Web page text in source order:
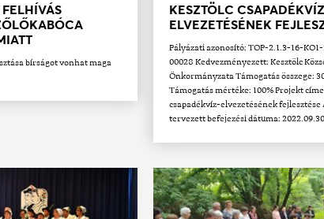
bírságot vonhat maga
KESZTÖLC
ELVEZETÉSÉNEK
Pályázati azonosító: TOP-2.1.3-16-
00028 Kedvezményezett: Kesztölc
Önkormányzata Támogatás összege:
Támogatás mértéke: 100% Projekt
csapadékvíz-elvezetésének fejlesztése
tervezett befejezési dátuma: